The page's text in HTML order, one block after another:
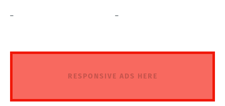
RESPONSIVE ADS HERE